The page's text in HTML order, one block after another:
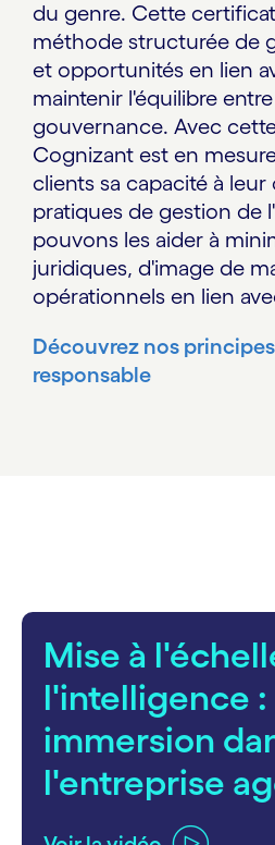
du genre. Cette
méthode structurée de
et opportunités en lien
maintenir l'équilibre
gouvernance. Avec
Cognizant est en
clients sa capacité à
pratiques de gestion de
pouvons les aider à
juridiques, d'image de
opérationnels en lien
Découvrez nos
responsable
Mise à
l'intelligence :
immersion
l'entreprise